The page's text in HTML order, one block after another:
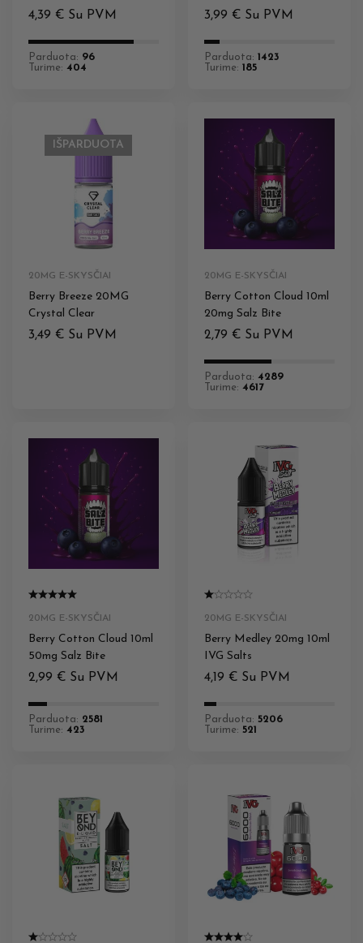
JUICE
4,39 € Su PVM
Parduota: 96
Turime: 404
3,99 € Su PVM
Parduota: 1423
Turime: 185
IŠPARDUOTA
20MG E-SKYSČIAI
Berry Breeze 20MG
Crystal Clear
3,49 € Su PVM
20MG E-SKYSČIAI
Berry Cotton Cloud 10ml
20mg Salz Bite
2,79 € Su PVM
Parduota: 4289
Turime: 4617
20MG E-SKYSČIAI
Berry Cotton Cloud 10ml
50mg Salz Bite
2,99 € Su PVM
Parduota: 2581
Turime: 423
20MG E-SKYSČIAI
Berry Medley 20mg 10ml
IVG Salts
4,19 € Su PVM
Parduota: 5206
Turime: 521